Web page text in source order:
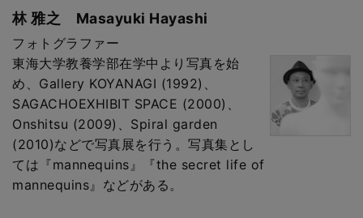
林 雅之 Masayuki Hayashi
フォトグラファー
東海大学教養学部在学中より写真を始
め、Gallery KOYANAGI (1992)、
SAGACHOEXHIBIT SPACE (2000)、
Onshitsu (2009)、Spiral garden
(2010)などで写真展を行う。写真集とし
ては『mannequins』『the secret life of
mannequins』などがある。